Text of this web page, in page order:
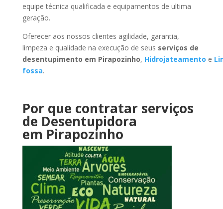
equipe técnica qualificada e equipamentos de ultima
geração.
Oferecer aos nossos clientes agilidade, garantia,
limpeza e qualidade na execução de seus serviços de
desentupimento em Pirapozinho, Hidrojateamento e
fossa.
Por que contratar serviços
de Desentupidora
em Pirapozinho